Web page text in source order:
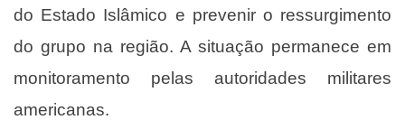
do Estado Islâmico e prevenir o ressurgimento
do grupo na região. A situação permanece em
monitoramento pelas autoridades militares
americanas.